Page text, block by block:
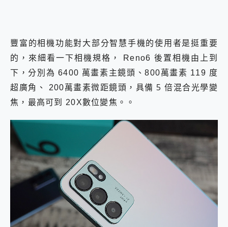
豐富的相機功能對大部分智慧手機的使用者是挺重要
的，來細看一下相機規格， Reno6 後置相機由上到
下，分別為 6400 萬畫素主鏡頭、800萬畫素 119 度
超廣角、 200萬畫素微距鏡頭， 具備 5 倍混合光學變
焦，最高可到 20X數位變焦。。